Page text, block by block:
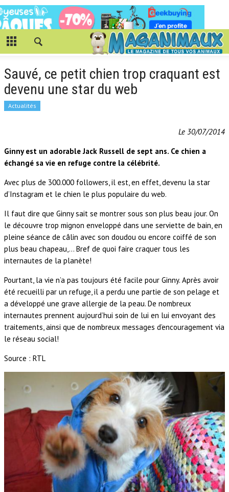
Sauvé, ce petit chien trop craquant est
devenu une star du web
Actualités
Le 30/07/2014
Ginny est un adorable Jack Russell de sept ans. Ce chien a
échangé sa vie en refuge contre la célébrité.
Avec plus de 300.000 followers, il est, en effet, devenu la star
d’Instagram et le chien le plus populaire du web.
Il faut dire que Ginny sait se montrer sous son plus beau jour. On
le découvre trop mignon enveloppé dans une serviette de bain, en
pleine séance de câlin avec son doudou ou encore coiffé de son
plus beau chapeau,… Bref de quoi faire craquer tous les
internautes de la planète!
Pourtant, la vie n’a pas toujours été facile pour Ginny. Après avoir
été recueilli par un refuge, il a perdu une partie de son pelage et
a développé une grave allergie de la peau. De nombreux
internautes prennent aujourd’hui soin de lui en lui envoyant des
traitements, ainsi que de nombreux messages d’encouragement via
le réseau social!
Source : RTL